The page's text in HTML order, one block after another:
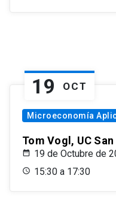
19 OCT
Microeconomía
Tom Vogl, UC San
19 de Octubre de
15:30 a 17:30